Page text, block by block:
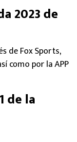
2023 de
de Fox Sports,
como por la APP
de la